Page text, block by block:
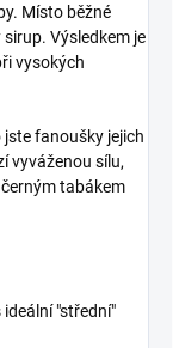
Místo běžné
Výsledkem je
vysokých
jste fanoušky jejich
vyváženou sílu,
tabákem
"střední"